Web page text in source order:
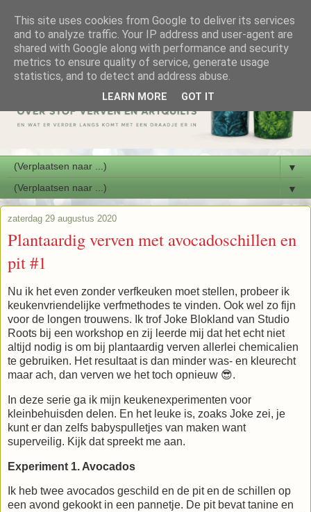
▼
▼
zaterdag 29 augustus 2020
Plantaardig verven met avocadoschillen en
pit #1
Nu ik het even zonder verfkeuken moet stellen, probeer ik
keukenvriendelijke verfmethodes te vinden. Ook wel zo fijn
voor de longen trouwens. Ik trof Joke Blokland van Studio
Roots bij een workshop en zij leerde mij dat het echt niet
altijd nodig is om bij plantaardig verven allerlei chemicalien
te gebruiken. Het resultaat is dan minder was- en kleurecht
maar ach, dan verven we het toch opnieuw 😎.
In deze serie ga ik mijn keukenexperimenten voor
kleinbehuisden delen. En het leuke is, zoaks Joke zei, je
kunt er dan zelfs babyspulletjes van maken want
superveilig. Kijk dat spreekt me aan.
Experiment 1. Avocados
Ik heb twee avocados geschild en de pit en de schillen op
een avond gekookt in een pannetje. De pit bevat tanine en
This site uses cookies from Google to deliver its services
and to analyze traffic. Your IP address and user-agent are
shared with Google along with performance and security
metrics to ensure quality of service, generate usage
statistics, and to detect and address abuse.
LEARN MORE GOT IT